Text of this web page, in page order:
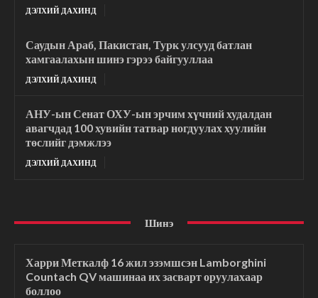
ДЭЛХИЙ ДАХИНД
Саудын Араб, Пакистан, Турк улсууд батлан
хамгаалахын шинэ гэрээ байгууллаа
ДЭЛХИЙ ДАХИНД
АНУ-ын Сенат ОХУ-ын эрчим хүчний худалдан
авагчдад 100 хувийн татвар ногдуулах хуулийн
төслийг дэмжлээ
ДЭЛХИЙ ДАХИНД
Шинэ
Харри Меткалф 16 жил эзэмшсэн Lamborghini
Countach QV машинаа их засварт оруулахаар
боллоо